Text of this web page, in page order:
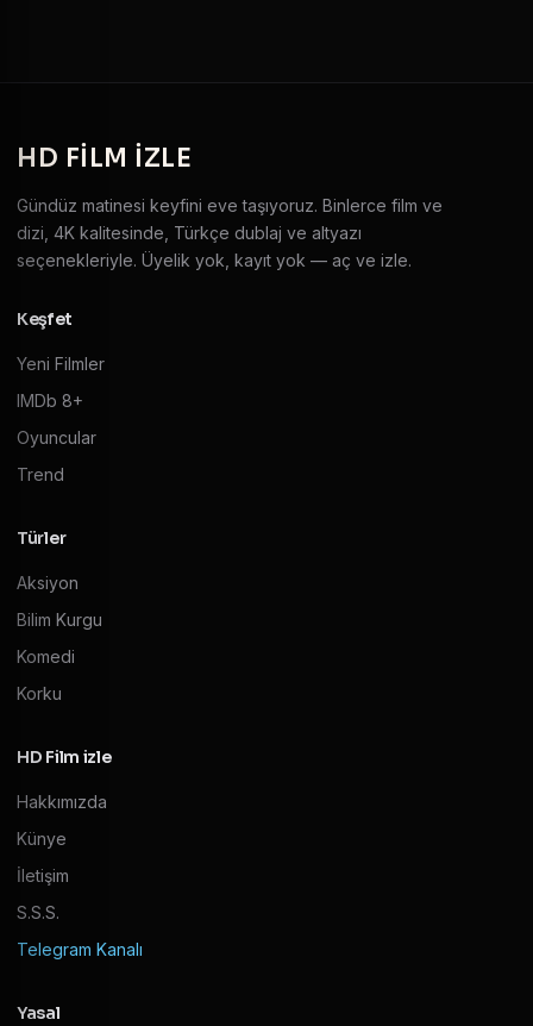
HD FILM IZLE
Gündüz matinesi keyfini eve taşıyoruz. Binlerce film ve
dizi, 4K kalitesinde, Türkçe dublaj ve altyazı
seçenekleriyle. Üyelik yok, kayıt yok — aç ve izle.
Keşfet
Yeni Filmler
IMDb 8+
Oyuncular
Trend
Türler
Aksiyon
Bilim Kurgu
Komedi
Korku
HD Film izle
Hakkımızda
Künye
İletişim
S.S.S.
Telegram Kanalı
Yasal